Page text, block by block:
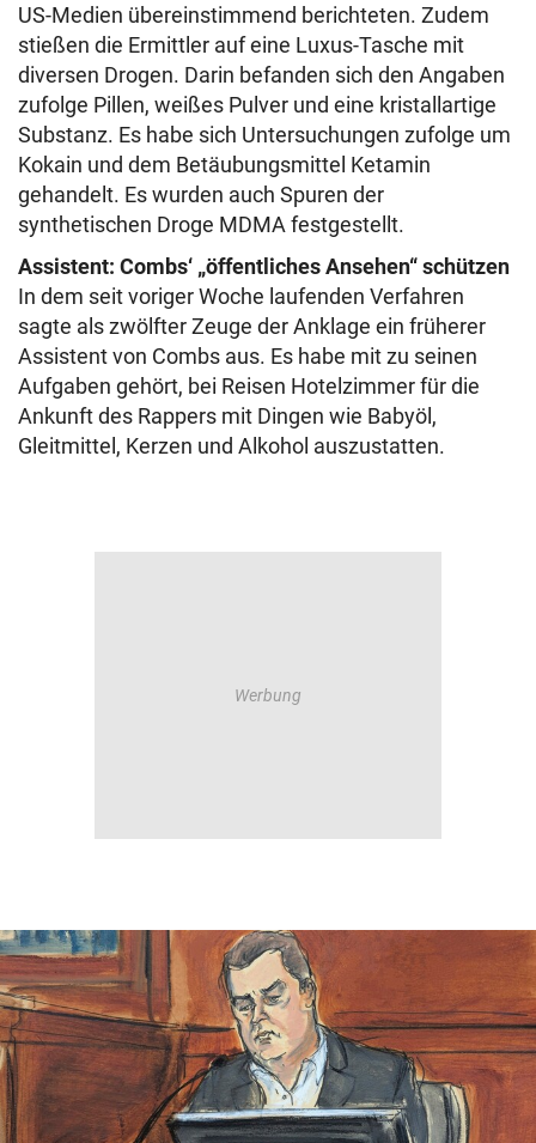
US-Medien übereinstimmend berichteten. Zudem
stießen die Ermittler auf eine Luxus-Tasche mit
diversen Drogen. Darin befanden sich den Angaben
zufolge Pillen, weißes Pulver und eine kristallartige
Substanz. Es habe sich Untersuchungen zufolge um
Kokain und dem Betäubungsmittel Ketamin
gehandelt. Es wurden auch Spuren der
synthetischen Droge MDMA festgestellt.
Assistent: Combs‘ „öffentliches Ansehen“ schützen
In dem seit voriger Woche laufenden Verfahren
sagte als zwölfter Zeuge der Anklage ein früherer
Assistent von Combs aus. Es habe mit zu seinen
Aufgaben gehört, bei Reisen Hotelzimmer für die
Ankunft des Rappers mit Dingen wie Babyöl,
Gleitmittel, Kerzen und Alkohol auszustatten.